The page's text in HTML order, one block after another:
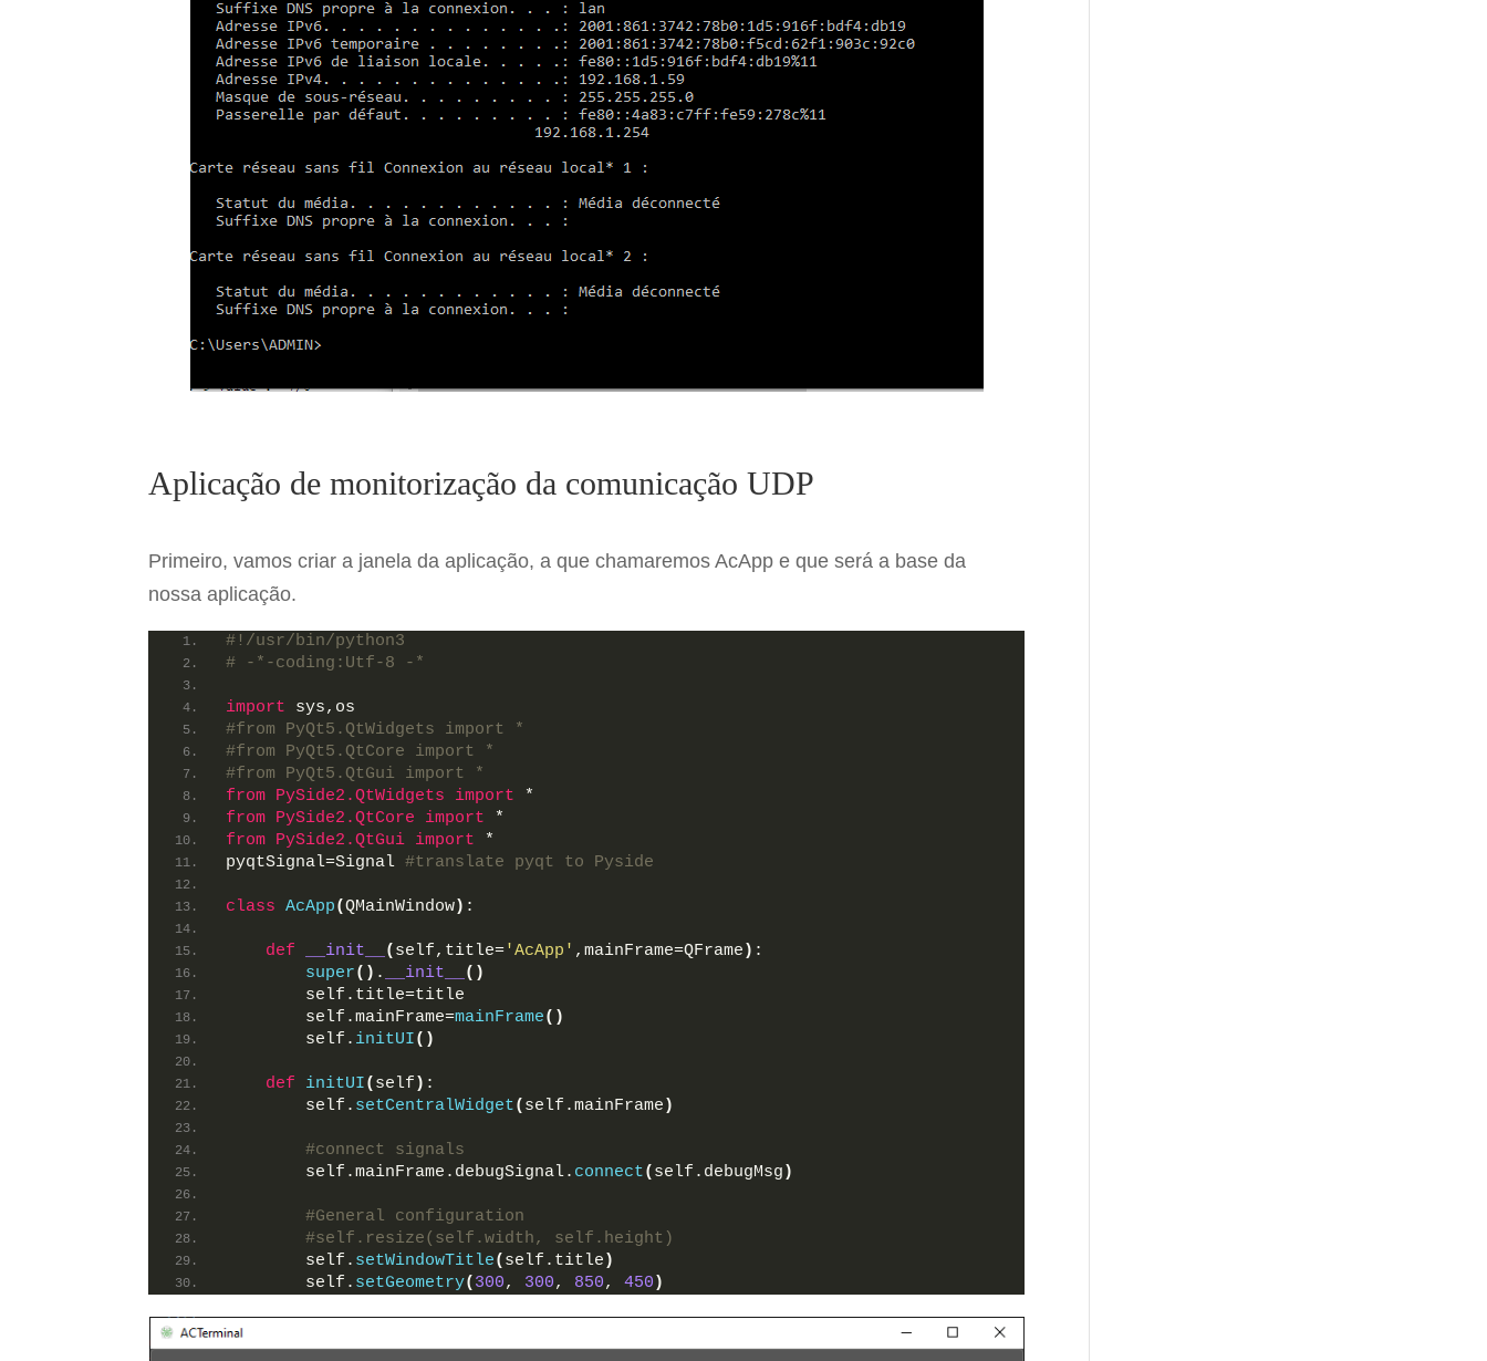
Aplicação de monitorização da comunicação UDP
Primeiro, vamos criar a janela da aplicação, a que chamaremos AcApp e que será a base da
nossa aplicação.
#!/usr/bin/python3
# -*-coding:Utf-8 -*
import sys,os
#from PyQt5.QtWidgets import *
#from PyQt5.QtCore import *
#from PyQt5.QtGui import *
from PySide2.QtWidgets import *
from PySide2.QtCore import *
from PySide2.QtGui import *
pyqtSignal=Signal #translate pyqt to Pyside
class AcApp(QMainWindow) :
def __init__ ( self,title='AcApp' ,mainFrame=QFrame ) :
super() . __init__ ()
        self.title=title
        self.mainFrame=
mainFrame()
        self.
initUI()
def initUI( self ) :
        self.
setCentralWidget( self.mainFrame )
#connect signals
        self.mainFrame.debugSignal.
connect( self.debugMsg )
#General configuration
#self.resize(self.width, self.height)
        self.
setWindowTitle( self.title )
        self.
setGeometry( 300, 300, 850, 450 )
#Debug bar